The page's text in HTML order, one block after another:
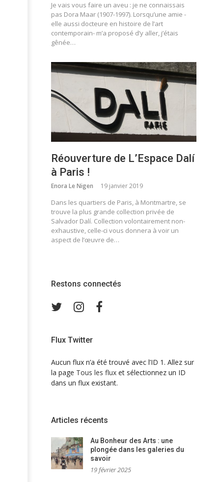
Je vais vous faire un aveu : je ne connaissais
pas Dora Maar (1907-1997). Lorsqu’une amie -
elle aussi docteure en histoire de l’art
contemporain- m’a proposé d’y aller, j’étais
gênée…
Réouverture de L’Espace Dalí
à Paris !
Enora Le Nigen 19 janvier 2019
Dans les quartiers de Paris, à Montmartre, se
trouve la plus grande collection privée de
Salvador Dalí. Collection volontairement non-
exhaustive, celle-ci vous donnera à voir un
aspect de l’œuvre de…
Restons connectés
TwitterInstagram
Flux Twitter
Aucun flux n’a été trouvé avec l’ID 1. Allez sur
la page Tous les flux et sélectionnez un ID
dans un flux existant.
Articles récents
Au Bonheur des Arts : une
plongée dans les galeries du
savoir
19 février 2025